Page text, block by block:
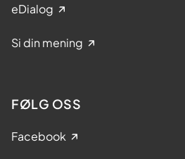
eDialog
Si din mening
FØLG OSS
Facebook